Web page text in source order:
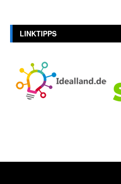
LINKTIPPS